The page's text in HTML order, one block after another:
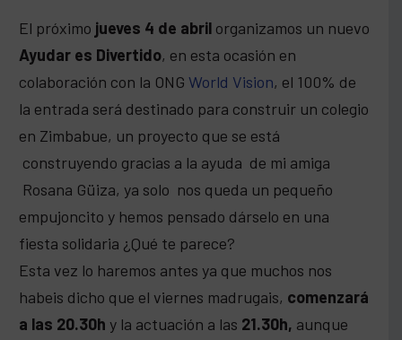
El próximo jueves 4 de abril organizamos un nuevo
Ayudar es Divertido, en esta ocasión en
colaboración con la ONG World Vision, el 100% de
la entrada será destinado para construir un colegio
en Zimbabue, un proyecto que se está
construyendo gracias a la ayuda de mi amiga
Rosana Güiza, ya solo nos queda un pequeño
empujoncito y hemos pensado dárselo en una
fiesta solidaria ¿Qué te parece?
Esta vez lo haremos antes ya que muchos nos
habeis dicho que el viernes madrugais, comenzará
a las 20.30h y la actuación a las 21.30h, aunque